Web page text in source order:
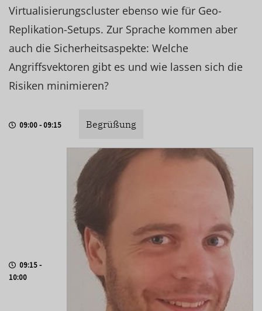
Virtualisierungscluster ebenso wie für Geo-
Replikation-Setups. Zur Sprache kommen aber
auch die Sicherheitsaspekte: Welche
Angriffsvektoren gibt es und wie lassen sich die
Risiken minimieren?
09:00 - 09:15 Begrüßung
09:15 -
10:00